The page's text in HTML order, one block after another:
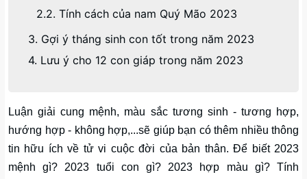
2.2. Tính cách của nam Quý Mão 2023
3. Gợi ý tháng sinh con tốt trong năm 2023
4. Lưu ý cho 12 con giáp trong năm 2023
Luận giải cung mệnh, màu sắc tương sinh - tương hợp,
hướng hợp - không hợp,...sẽ giúp bạn có thêm nhiều thông
tin hữu ích về tử vi cuộc đời của bản thân. Để biết 2023
mệnh gì? 2023 tuổi con gì? 2023 hợp màu gì? Tính